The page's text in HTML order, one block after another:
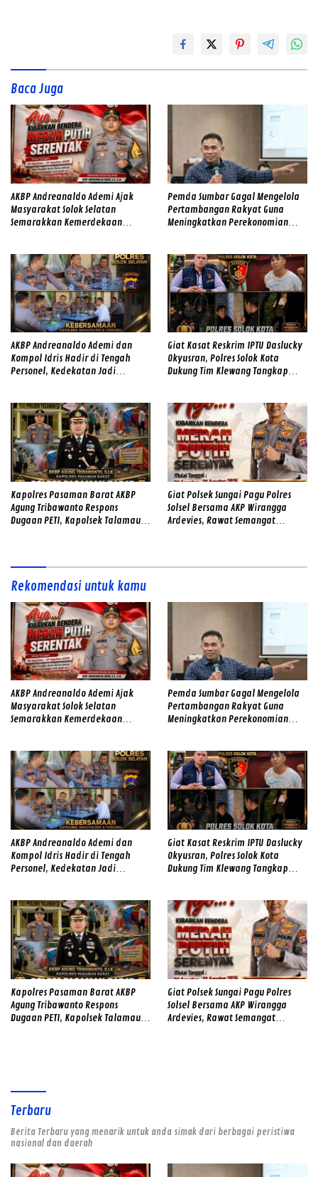
Baca Juga
AKBP Andreanaldo Ademi Ajak
Masyarakat Solok Selatan
Semarakkan Kemerdekaan
Pemda Sumbar Gagal Mengelola
Pertambangan Rakyat Guna
Meningkatkan Perekonomian
AKBP Andreanaldo Ademi dan
Kompol Idris Hadir di Tengah
Personel, Kedekatan Jadi
Giat Kasat Reskrim IPTU Daslucky
Okyusran, Polres Solok Kota
Dukung Tim Klewang Tangkap
Kapolres Pasaman Barat AKBP
Agung Tribawanto Respons
Dugaan PETI, Kapolsek Talamau
Giat Polsek Sungai Pagu Polres
Solsel Bersama AKP Wirangga
Ardevies, Rawat Semangat
Rekomendasi untuk kamu
AKBP Andreanaldo Ademi Ajak
Masyarakat Solok Selatan
Semarakkan Kemerdekaan
Pemda Sumbar Gagal Mengelola
Pertambangan Rakyat Guna
Meningkatkan Perekonomian
AKBP Andreanaldo Ademi dan
Kompol Idris Hadir di Tengah
Personel, Kedekatan Jadi
Giat Kasat Reskrim IPTU Daslucky
Okyusran, Polres Solok Kota
Dukung Tim Klewang Tangkap
Kapolres Pasaman Barat AKBP
Agung Tribawanto Respons
Dugaan PETI, Kapolsek Talamau
Giat Polsek Sungai Pagu Polres
Solsel Bersama AKP Wirangga
Ardevies, Rawat Semangat
Terbaru
Berita Terbaru yang menarik untuk anda simak dari berbagai peristiwa
nasional dan daerah